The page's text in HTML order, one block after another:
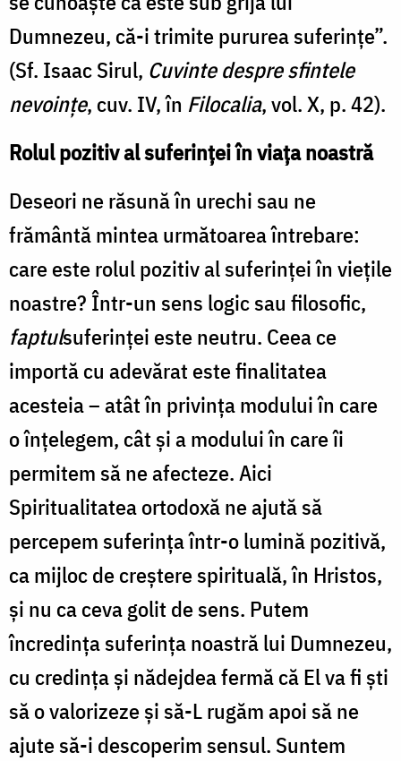
Dumnezeu, că-i trimite pururea suferințe”.
(Sf. Isaac Sirul, Cuvinte despre sfintele
nevoințe, cuv. IV, în Filocalia, vol. X, p. 42).
Rolul pozitiv al suferinței în viața noastră
Deseori ne răsună în urechi sau ne
frământă mintea următoarea întrebare:
care este rolul pozitiv al suferinţei în vieţile
noastre? Într-un sens logic sau filosofic,
faptulsuferinţei este neutru. Ceea ce
importă cu adevărat este finalitatea
acesteia – atât în privinţa modului în care
o înţelegem, cât şi a modului în care îi
permitem să ne afecteze. Aici
Spiritualitatea ortodoxă ne ajută să
percepem suferinţa într-o lumină pozitivă,
ca mijloc de creștere spirituală, în Hristos,
şi nu ca ceva golit de sens. Putem
încredinţa suferința noastră lui Dumnezeu,
cu credința și nădejdea fermă că El va fi ști
să o valorizeze și să-L rugăm apoi să ne
ajute să-i descoperim sensul. Suntem